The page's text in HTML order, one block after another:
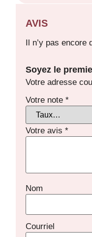
AVIS
Il n’y pas encore
Soyez le
Votre adresse
Votre note *
Votre avis *
Nom
Courriel